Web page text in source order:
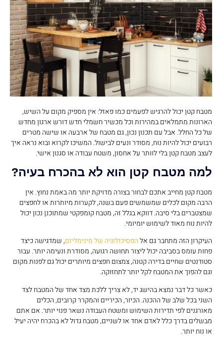
מטבח קטן יכול להרגיש לפעמים כמו פאזל: אין מספיק מקום על השיש,
הארונות מתמלאים במהירות וכל מכשיר חשמלי חדש דורש ארגון מחדש
של כל החלל. אבל עם תכנון נכון, גם מטבח של ארבעה או שישה מטרים
רבועים יכול להיות נוח, מסודר ונעים לבישול. המשיכו לקרוא ובוא נראה איך
לעצב מטבח קטן בלי לוותר על אחסון, משטח עבודה או סגנון אישי.
למה מטבח קטן הוא לא בהכרח בעיה?
מטבח קטן מחייב אתכם לבחור בצורה מדויקת יותר מה באמת נחוץ. אין
הרבה מקום לכלים שמשמשים פעם בשנה, לקערות מיותרות או לחפצים
שמצטברים בלי סיבה. דווקא בגלל זה, מטבח קומפקטי שמתוכנן נכון יכול
להיות נוח מאוד לשימוש יומיומי.
העיקרון הזה מתחבר גם אלהפסיכולוגיה של מינימליזם, שמדגישה כיצד
פחות עומס בסביבה יכול ליצור תחושה רגועה, מסודרת ונעימה יותר. עבור
סטודנטים שחיים בדירה קטנה, צמצום חפצים מיותרים יכול גם לפנות מקום
וגם להפוך את המטבח לקל יותר לתחזוקה.
כאשר כל דבר נמצא בהישג יד, לא צריך ללכת מצד אחד של המטבח לצד
השני בכל שלב של ההכנה. הכיור, הכיריים והמקרר קרובים, הכלים
מאורגנים לפי תדירות השימוש ומשטח העבודה נשאר פנוי יותר. אם אתם
מבשלים בדרך כלל לאדם אחד או לשניים, מטבח גדול לא בהכרח יהיה יעיל
או נוח יותר.